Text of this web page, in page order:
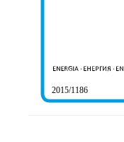
2015/1186